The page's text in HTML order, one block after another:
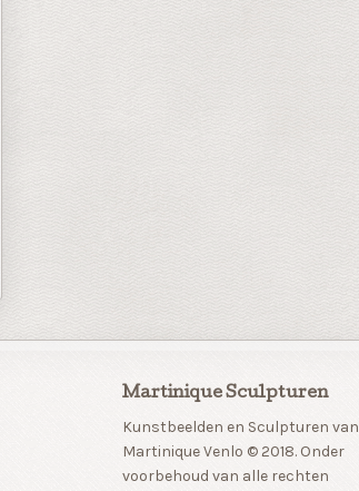
Martinique Sculpturen
Kunstbeelden en Sculpturen van
Martinique Venlo © 2018. Onder
voorbehoud van alle rechten